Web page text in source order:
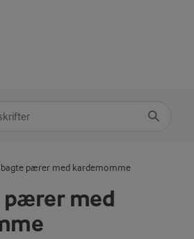
pærer med
pærer med kardemomme